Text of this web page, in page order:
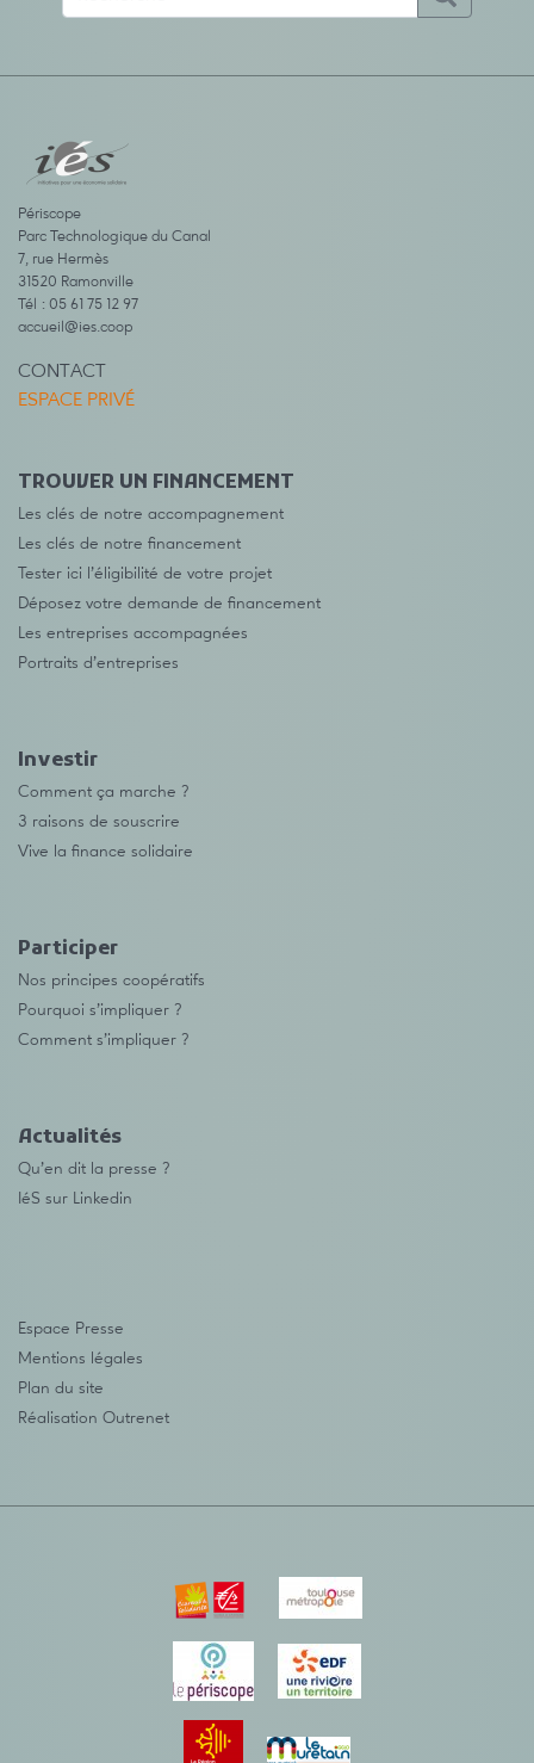
Périscope
Parc Technologique du Canal
7, rue Hermès
31520 Ramonville
Tél : 05 61 75 12 97
accueil@ies.coop
CONTACT
ESPACE PRIVÉ
TROUVER UN FINANCEMENT
Les clés de notre accompagnement
Les clés de notre financement
Tester ici l’éligibilité de votre projet
Déposez votre demande de financement
Les entreprises accompagnées
Portraits d’entreprises
Investir
Comment ça marche ?
3 raisons de souscrire
Vive la finance solidaire
Participer
Nos principes coopératifs
Pourquoi s’impliquer ?
Comment s’impliquer ?
Actualités
Qu’en dit la presse ?
IéS sur Linkedin
Espace Presse
Mentions légales
Plan du site
Réalisation Outrenet